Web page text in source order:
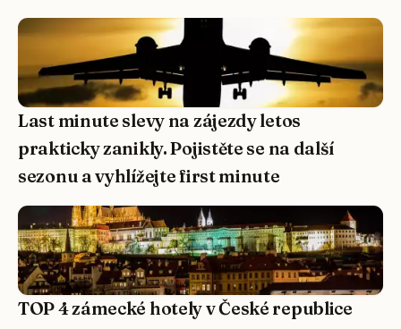
Last minute slevy na zájezdy letos
prakticky zanikly. Pojistěte se na další
sezonu a vyhlížejte first minute
TOP 4 zámecké hotely v České republice